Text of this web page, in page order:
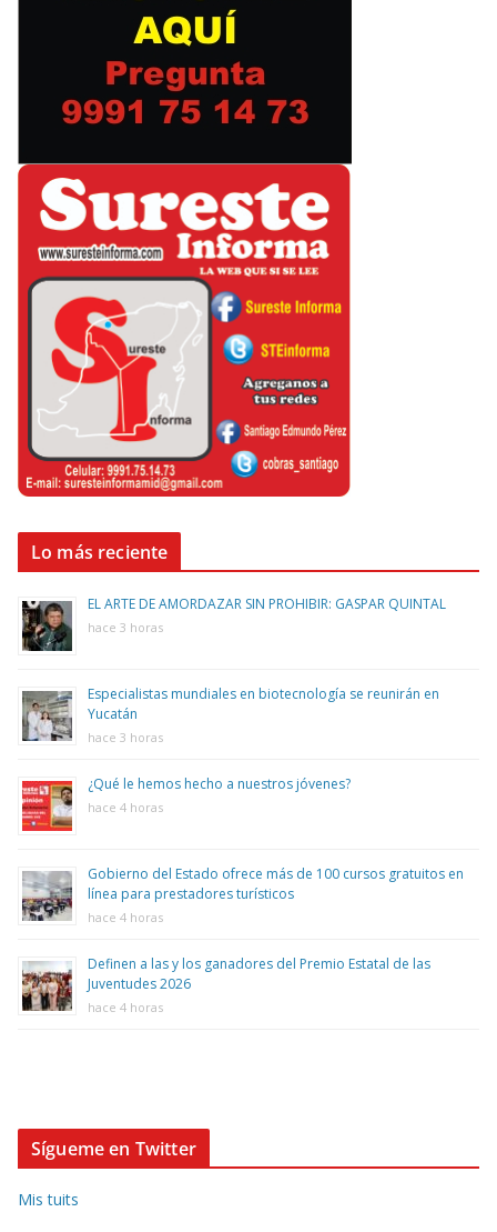
Lo más reciente
EL ARTE DE AMORDAZAR SIN PROHIBIR: GASPAR QUINTAL
hace 3 horas
Especialistas mundiales en biotecnología se reunirán en
Yucatán
hace 3 horas
¿Qué le hemos hecho a nuestros jóvenes?
hace 4 horas
Gobierno del Estado ofrece más de 100 cursos gratuitos en
línea para prestadores turísticos
hace 4 horas
Definen a las y los ganadores del Premio Estatal de las
Juventudes 2026
hace 4 horas
Sígueme en Twitter
Mis tuits